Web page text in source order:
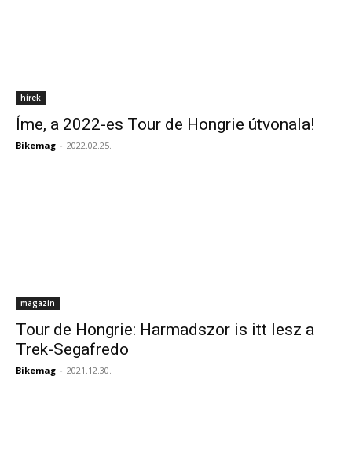
hírek
Íme, a 2022-es Tour de Hongrie útvonala!
Bikemag - 2022.02.25.
magazin
Tour de Hongrie: Harmadszor is itt lesz a
Trek-Segafredo
Bikemag - 2021.12.30.